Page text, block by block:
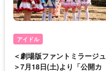
アイドル
＜劇場版ファントミラージュ
＞7月18日(土)より「公開カ